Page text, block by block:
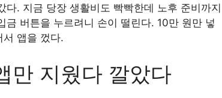
. 지금 당장 생활비도 빡빡한데 노후 준비까지
버튼을 누르려니 손이 떨린다. 10만 원만 넣
서 앱을 껐다.
만 지웠다 깔았다